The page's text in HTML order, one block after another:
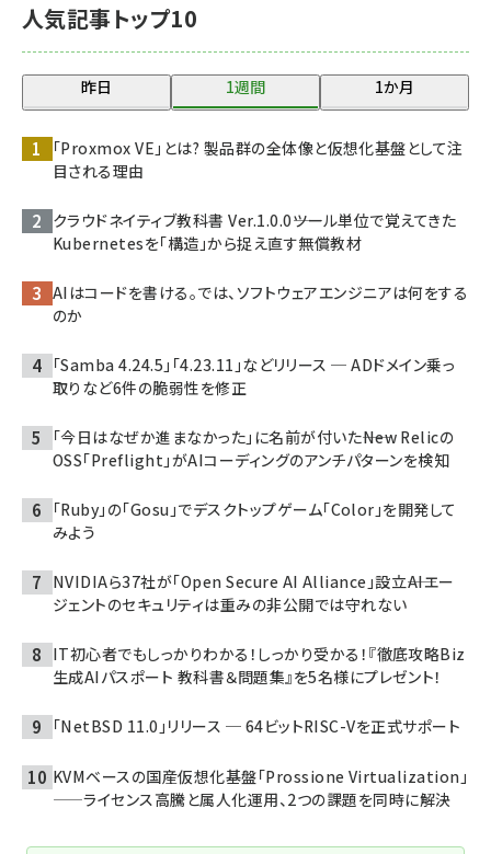
人気記事トップ10
昨日 1週間 1か月
「Proxmox VE」とは? 製品群の全体像と仮想化基盤として注
目される理由
クラウドネイティブ教科書 Ver.1.0.0――ツール単位で覚えてきた
Kubernetesを「構造」から捉え直す無償教材
AIはコードを書ける。では、ソフトウェアエンジニアは何をする
のか
「Samba 4.24.5」「4.23.11」などリリース ─ ADドメイン乗っ
取りなど6件の脆弱性を修正
「今日はなぜか進まなかった」に名前が付いた――New Relicの
OSS「Preflight」がAIコーディングのアンチパターンを検知
「Ruby」の「Gosu」でデスクトップゲーム「Color」を開発して
みよう
NVIDIAら37社が「Open Secure AI Alliance」設立――AIエー
ジェントのセキュリティは重みの非公開では守れない
IT初心者でもしっかりわかる！しっかり受かる！『徹底攻略Biz
生成AIパスポート 教科書＆問題集』を5名様にプレゼント！
「NetBSD 11.0」リリース ─ 64ビットRISC-Vを正式サポート
KVMベースの国産仮想化基盤「Prossione Virtualization」
——ライセンス高騰と属人化運用、2つの課題を同時に解決